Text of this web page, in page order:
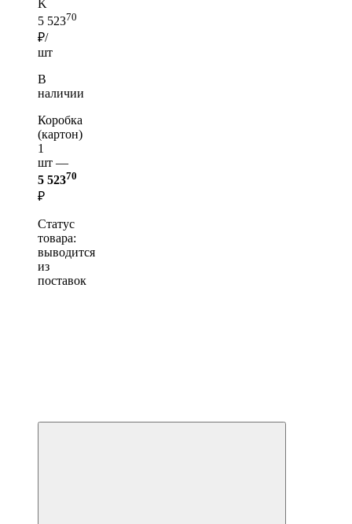
K
5 52370
₽/
шт
В
наличии
Коробка
(картон)
1
шт —
5 52370
₽
Статус
товара:
выводится
из
поставок